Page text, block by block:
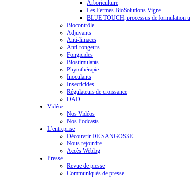
Arboriculture
Les Fermes BioSolutions Vigne
BLUE TOUCH, processus de formulation
Biocontrôle
Adjuvants
Anti-limaces
Anti-rongeurs
Fongicides
Biostimulants
Phytothérapie
Inoculants
Insecticides
Régulateurs de croissance
OAD
Vidéos
Nos Vidéos
Nos Podcasts
L’entreprise
Découvrir DE SANGOSSE
Nous rejoindre
Accès Weblog
Presse
Revue de presse
Communiqués de presse